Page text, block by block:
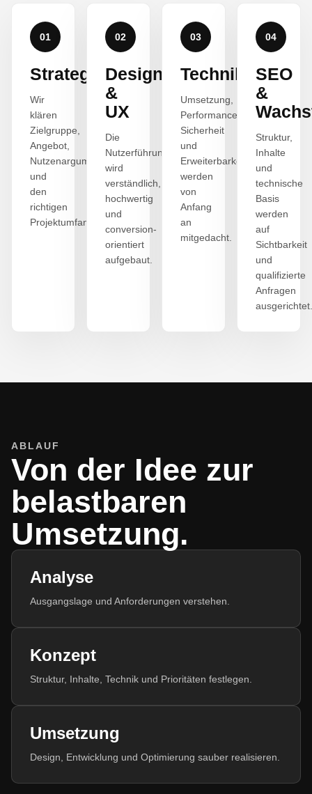
01
Strategie
Wir
klären
Zielgruppe,
Angebot,
Nutzenargumente
und
den
richtigen
Projektumfang.
02
Design
&
UX
Die
Nutzerführung
wird
verständlich,
hochwertig
und
conversion-
orientiert
aufgebaut.
03
Technik
Umsetzung,
Performance,
Sicherheit
und
Erweiterbarkeit
werden
von
Anfang
an
mitgedacht.
04
SEO
&
Struktur,
Inhalte
und
technische
Basis
werden
auf
Sichtbarkeit
und
qualifizierte
Anfragen
ausgerichtet.
ABLAUF
Von der Idee zur
belastbaren
Umsetzung.
Analyse
Ausgangslage und Anforderungen verstehen.
Konzept
Struktur, Inhalte, Technik und Prioritäten festlegen.
Umsetzung
Design, Entwicklung und Optimierung sauber realisieren.